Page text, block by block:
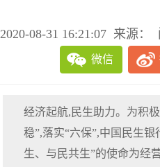
2020-08-31 16:21:07 来源：
微信
经济起航,民生助力。为积
稳”,落实“六保”,中国民生
生、与民共生”的使命为经